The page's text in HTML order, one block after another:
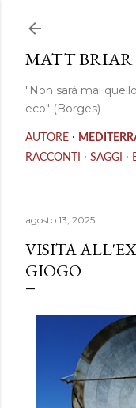
MATT BRIAR
"Non sarà mai
eco" (Borges)
AUTORE ·
RACCONTI · SAGGI ·
agosto 13, 2025
VISITA
GIOGO